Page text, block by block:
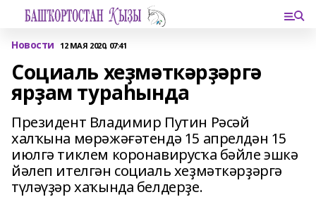
Новости 12 МАЯ 2020, 07:41
Социаль хеҙмәткәрҙәргә
ярҙам тураһында
Президент Владимир Путин Рәсәй
халҡына мөрәжәғәтендә 15 апрелдән 15
июлгә тиклем коронавирусҡа бәйле эшкә
йәлеп ителгән социаль хеҙмәткәрҙәргә
түләүҙәр хаҡында белдерҙе.